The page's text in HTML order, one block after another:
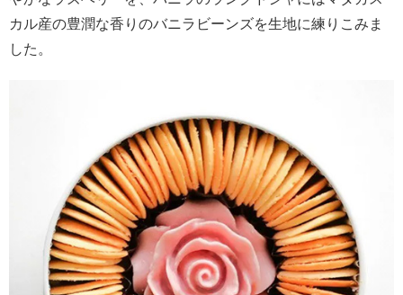
カル産の豊潤な香りのバニラビーンズを生地に練りこみま
した。